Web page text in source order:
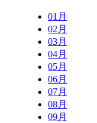
01月
02月
03月
04月
05月
06月
07月
08月
09月